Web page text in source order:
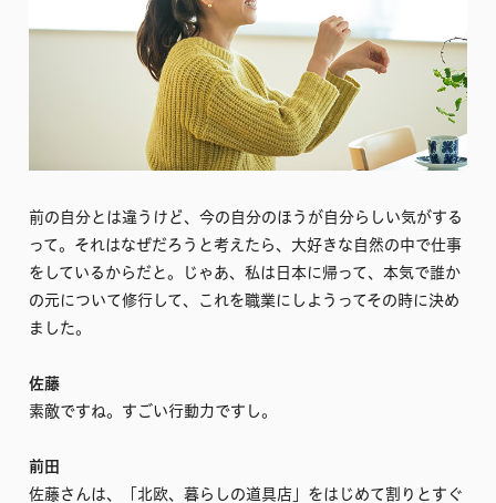
前の自分とは違うけど、今の自分のほうが自分らしい気がする
って。それはなぜだろうと考えたら、大好きな自然の中で仕事
をしているからだと。じゃあ、私は日本に帰って、本気で誰か
の元について修行して、これを職業にしようってその時に決め
ました。
佐藤
素敵ですね。すごい行動力ですし。
前田
佐藤さんは、「北欧、暮らしの道具店」をはじめて割りとすぐ